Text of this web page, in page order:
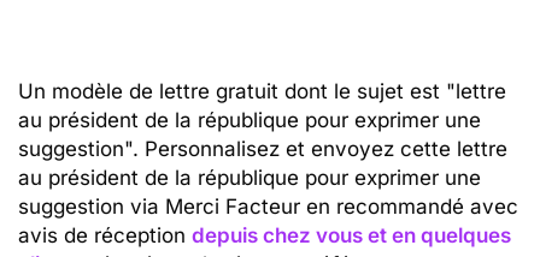
Un modèle de lettre gratuit dont le sujet est "lettre
au président de la république pour exprimer une
suggestion". Personnalisez et envoyez cette lettre
au président de la république pour exprimer une
suggestion via Merci Facteur en recommandé avec
avis de réception depuis chez vous et en quelques